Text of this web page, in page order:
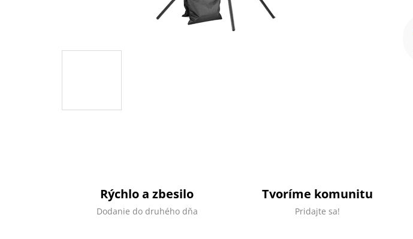
Rýchlo a zbesilo
Dodanie do druhého dňa
Tvoríme komunitu
Pridajte sa!